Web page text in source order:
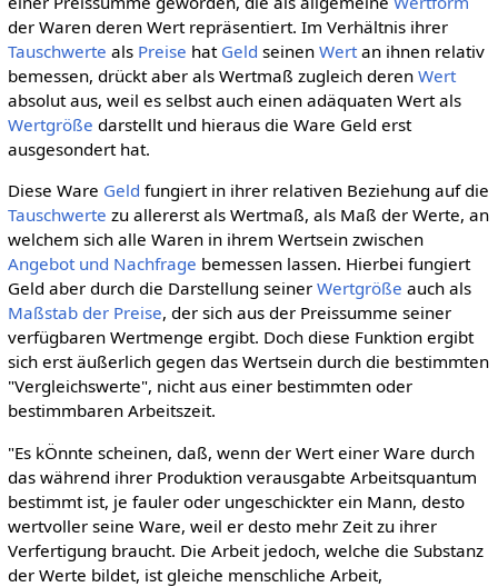
der Waren deren Wert repräsentiert. Im Verhältnis ihrer
Tauschwerte als Preise hat Geld seinen Wertan ihnen relativ
bemessen, drückt aber als Wertmaß zugleich deren Wert
absolut aus, weil es selbst auch einen adäquaten Wert als
Wertgröße darstellt und hieraus die Ware Geld erst
ausgesondert hat.
Diese Ware Geld fungiert in ihrer relativen Beziehung auf die
Tauschwerte zu allererst als Wertmaß, als Maß der Werte, an
welchem sich alle Waren in ihrem Wertsein zwischen
Angebot und Nachfrage bemessen lassen. Hierbei fungiert
Geld aber durch die Darstellung seiner Wertgröße auch als
Maßstab der Preise, der sich aus der Preissumme seiner
verfügbaren Wertmenge ergibt. Doch diese Funktion ergibt
sich erst äußerlich gegen das Wertsein durch die bestimmten
"Vergleichswerte", nicht aus einer bestimmten oder
bestimmbaren Arbeitszeit.
"Es kÖnnte scheinen, daß, wenn der Wert einer Ware durch
das während ihrer Produktion verausgabte Arbeitsquantum
bestimmt ist, je fauler oder ungeschickter ein Mann, desto
wertvoller seine Ware, weil er desto mehr Zeit zu ihrer
Verfertigung braucht. Die Arbeit jedoch, welche die Substanz
der Werte bildet, ist gleiche menschliche Arbeit,